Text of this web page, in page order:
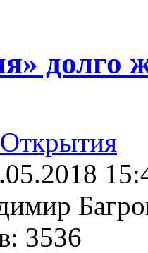
долго
Открытия
3536